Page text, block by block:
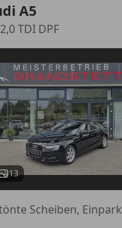
A5
TDI DPF
13